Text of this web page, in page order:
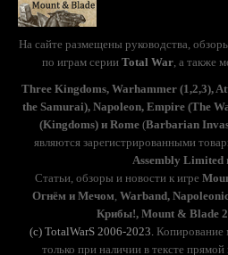
На сайте размещены руководства,
по играм серии Total War, а также
Three Kingdoms, Warhammer (1,2,3),
the Samurai), Napoleon, Empire (The
(Kingdoms) и Rome (Barbarian
являются зарегистрированными
Assembly Limited
Статьи, обзоры и новости к игре
Огнём и Мечом, Warband,
Крибы!, Mount & Blade
(с) TotalWarS 2006-2023. Копирование
только при наличии в тексте